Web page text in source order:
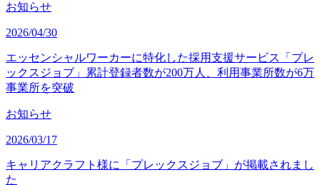
お知らせ
2026/04/30
エッセンシャルワーカーに特化した採用支援サービス「プレ
ックスジョブ」累計登録者数が200万人、利用事業所数が6万
事業所を突破
お知らせ
2026/03/17
キャリアクラフト様に「プレックスジョブ」が掲載されまし
た